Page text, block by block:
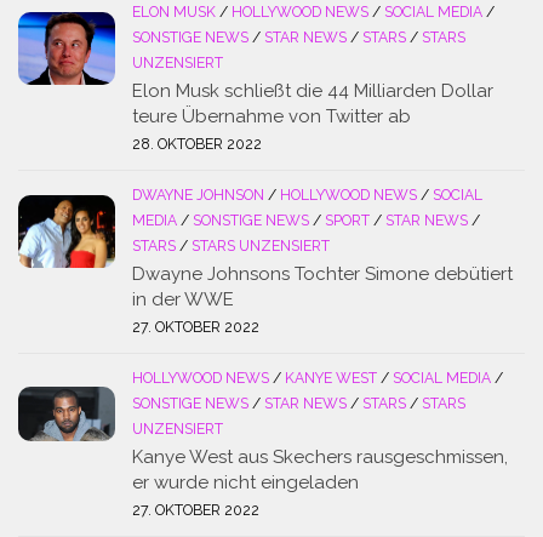
ELON MUSK / HOLLYWOOD NEWS / SOCIAL MEDIA /
SONSTIGE NEWS / STAR NEWS / STARS / STARS
UNZENSIERT
Elon Musk schließt die 44 Milliarden Dollar
teure Übernahme von Twitter ab
28. OKTOBER 2022
DWAYNE JOHNSON / HOLLYWOOD NEWS / SOCIAL
MEDIA / SONSTIGE NEWS / SPORT / STAR NEWS /
STARS / STARS UNZENSIERT
Dwayne Johnsons Tochter Simone debütiert
in der WWE
27. OKTOBER 2022
HOLLYWOOD NEWS / KANYE WEST / SOCIAL MEDIA /
SONSTIGE NEWS / STAR NEWS / STARS / STARS
UNZENSIERT
Kanye West aus Skechers rausgeschmissen,
er wurde nicht eingeladen
27. OKTOBER 2022